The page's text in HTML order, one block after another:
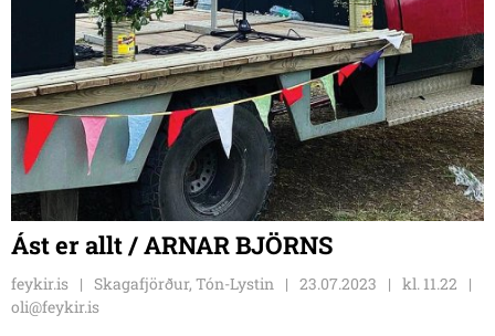
Ást er allt / ARNAR BJÖRNS
feykir.is Skagafjörður, Tón-Lystin 23.07.2023
kl. 11.22
oli@feykir.is